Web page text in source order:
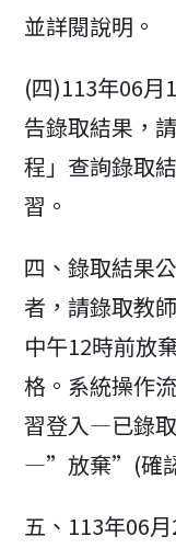
並詳閱說明。
(四)113年06月
告錄取結果，
程」查詢錄取
習。
四、錄取結果
者，請錄取教
中午12時前放
格。系統操作
習登入—已錄
—”放棄”(確認
五、113年06